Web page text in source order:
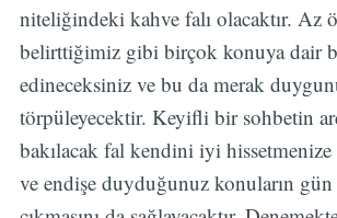
niteliğindeki kahve falı olacaktır. Az
belirttiğimiz gibi birçok konuya dair
edineceksiniz ve bu da merak
törpüleyecektir. Keyifli bir sohbetin
bakılacak fal kendini iyi hissetmenize
ve endişe duyduğunuz konuların